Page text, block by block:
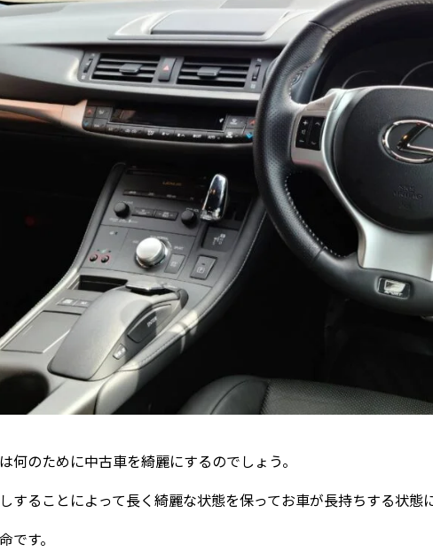
何のために中古車を綺麗にするのでしょう。
することによって長く綺麗な状態を保ってお車が長持ちする状態
です。